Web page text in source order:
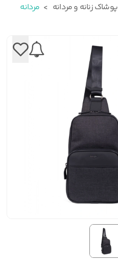
پوشاک زنانه و مردانه مردانه